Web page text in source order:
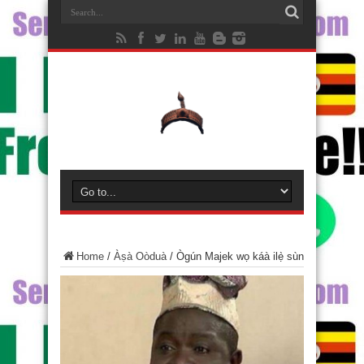
Home / Àṣà Oòduà/ Ògún Majek wọ káà ilẹ̀ sùn